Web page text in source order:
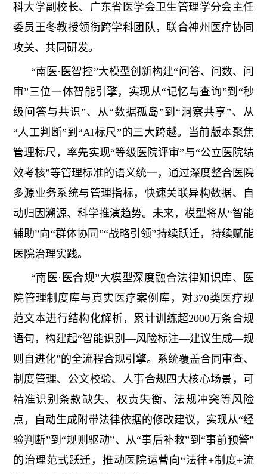
科大学副校长、广东省医学会卫生管理学分会主任
委员王冬教授领衔跨学科团队，联合神州医疗协同
攻关、共同研发。
“南医·医智控”大模型创新构建“问答、问数、问
审”三位一体智能引擎，实现从“记忆与查询”到“秒
级问答与共识”、从“数据孤岛”到“洞察共享”、从
“人工判断”到“AI标尺”的三大跨越。当前版本聚焦
管理标尺，率先实现“等级医院评审”与“公立医院绩
效考核”等管理标准的语义统一，通过深度整合医院
多源业务系统与管理指标，快速关联异构数据、自
动归因溯源、科学推演趋势。未来，模型将从“智能
辅助”向“群体协同”“战略引领”持续跃迁，持续赋能
医院治理实践。
“南医·医合规”大模型深度融合法律知识库、医
院管理制度库与真实医疗案例库，对370类医疗规
范文本进行结构化解析，累计训练超2000万条合规
语句，构建起“智能识别—风险标注—建议生成—规
则自进化”的全流程合规引擎。系统覆盖合同审查、
制度管理、公文校验、人事合规四大核心场景，可
精准识别条款缺失、权责失衡、法规冲突等风险
点，自动生成附带法律依据的修改建议，实现从“经
验判断”到“规则驱动”、从“事后补救”到“事前预警”
的治理范式跃迁，推动医院运营向“法律+制度+流